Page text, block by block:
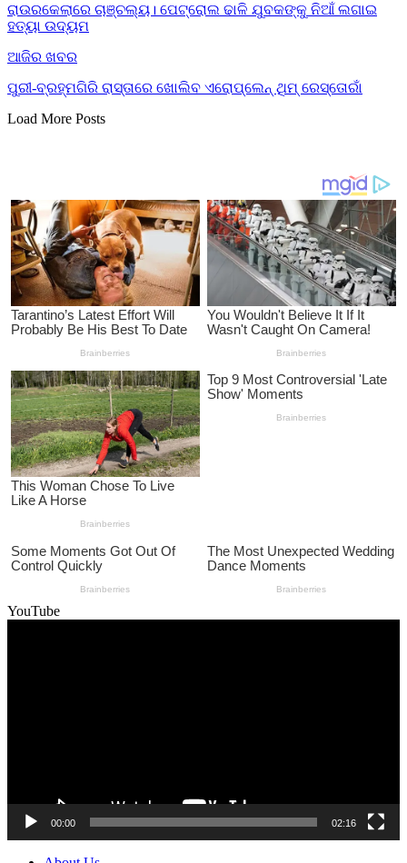
ରାଉରକେଲାରେ ଚାଞ୍ଚଲ୍ୟ। ପେଟ୍ରୋଲ ଢାଳି ଯୁବକଙ୍କୁ ନିଆଁ ଲଗାଇ
ହତ୍ୟା ଉଦ୍ୟମ
ଆଜିର ଖବର
ପୁରୀ-ବ୍ରହ୍ମଗିରି ରାସ୍ତାରେ ଖୋଲିବ ଏରୋପ୍ଲେନ୍‌ ଥିମ୍‌ ରେସ୍ତୋରାଁ
Load More Posts
YouTube
00:00 02:16